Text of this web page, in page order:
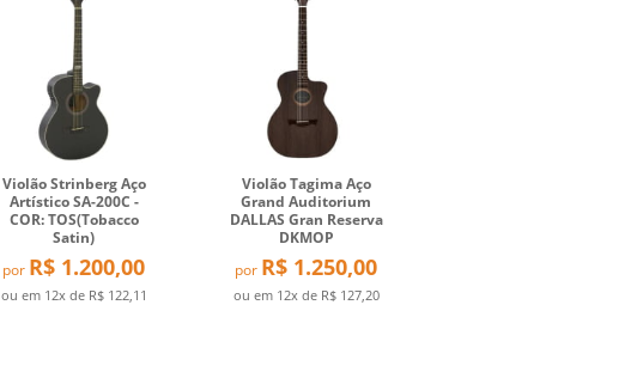
Violão Strinberg Aço
Artístico SA-200C -
COR: TOS(Tobacco
Satin)
por R$ 1.200,00
ou em 12x de R$ 122,11
Violão Tagima Aço
Grand Auditorium
DALLAS Gran Reserva
DKMOP
por R$ 1.250,00
ou em 12x de R$ 127,20